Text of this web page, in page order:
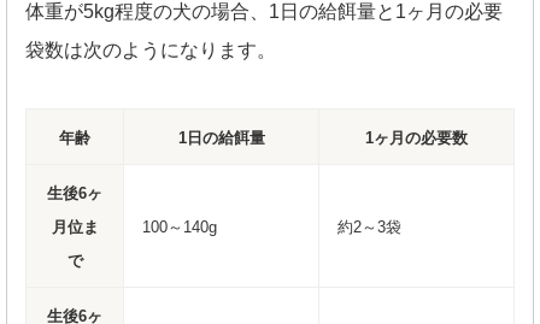
体重が5kg程度の犬の場合、1日の給餌量と1ヶ月の必要
袋数は次のようになります。
年齢 1日の給餌量 1ヶ月の必要数
生後6ヶ
月位ま
で
100～140g 約2～3袋
生後6ヶ